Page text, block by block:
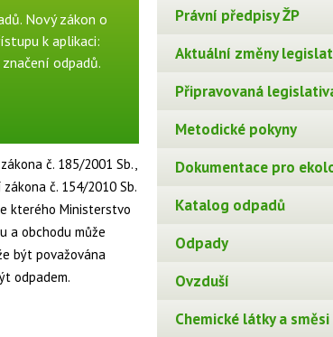
Nový zákon o
k aplikaci:
odpadů.
č. 185/2001 Sb.,
č. 154/2010 Sb.
kterého Ministerstvo
a obchodu může
být považována
odpadem.
Právní předpisy ŽP
Aktuální změny
Připravovaná
Metodické pokyny
Dokumentace pro
Katalog odpadů
Odpady
Ovzduší
Chemické látky a směsi